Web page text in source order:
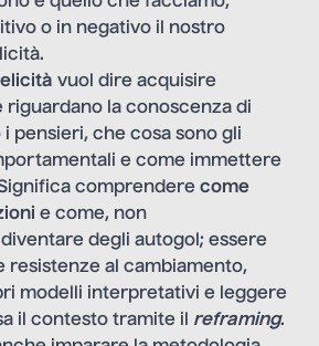
o in negativo il nostro
vuol dire acquisire
la conoscenza di
pensieri, che cosa sono gli
e come immettere
comprendere come
e come, non
degli autogol; essere
resistenze al cambiamento,
modelli interpretativi e leggere
il contesto tramite il reframing.